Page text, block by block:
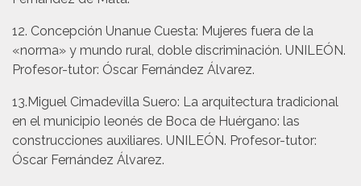
12. Concepción Unanue Cuesta: Mujeres fuera de la
«norma» y mundo rural, doble discriminación. UNILEÓN.
Profesor-tutor: Óscar Fernández Álvarez.
13.Miguel Cimadevilla Suero: La arquitectura tradicional
en el municipio leonés de Boca de Huérgano: las
construcciones auxiliares. UNILEÓN. Profesor-tutor:
Óscar Fernández Álvarez.